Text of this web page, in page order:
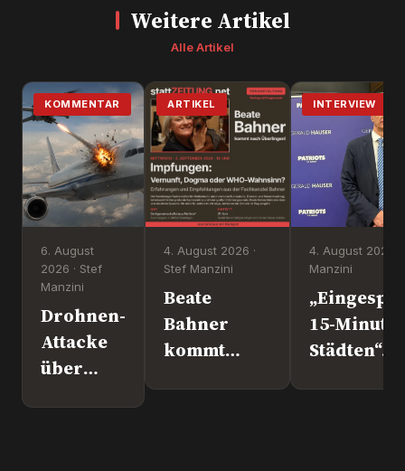
Weitere Artikel
Alle Artikel
KOMMENTAR
6. August
2026 · Stef
Manzini
Drohnen-
Attacke
über
ARTIKEL
4. August 2026 ·
Stef Manzini
Beate
Bahner
kommt
INTERVIEW
4. August 2026 ·
Manzini
15-
Städten“.